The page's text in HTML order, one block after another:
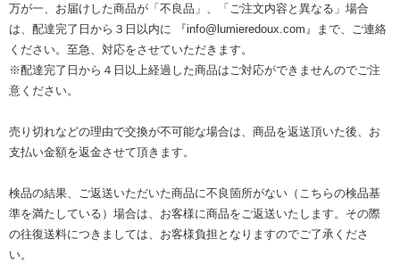
万が一、お届けした商品が「不良品」、「ご注文内容と異なる」場合
は、配達完了日から３日以内に 『info@lumieredoux.com』まで、ご連絡
ください。至急、対応をさせていただきます。
※配達完了日から４日以上経過した商品はご対応ができませんのでご注
意ください。
売り切れなどの理由で交換が不可能な場合は、商品を返送頂いた後、お
支払い金額を返金させて頂きます。
検品の結果、ご返送いただいた商品に不良箇所がない（こちらの検品基
準を満たしている）場合は、お客様に商品をご返送いたします。その際
の往復送料につきましては、お客様負担となりますのでご了承くださ
い。